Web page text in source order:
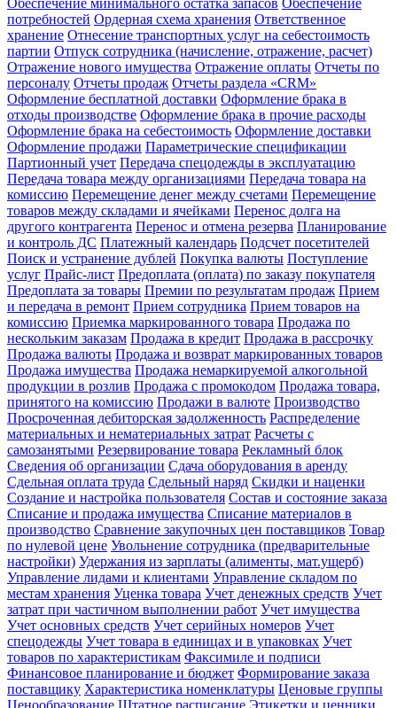
Обеспечение минимального остатка запасов Обеспечение
потребностей Ордерная схема хранения Ответственное
хранение Отнесение транспортных услуг на себестоимость
партии Отпуск сотрудника (начисление, отражение, расчет)
Отражение нового имущества Отражение оплаты Отчеты по
персоналу Отчеты продаж Отчеты раздела «CRM»
Оформление бесплатной доставки Оформление брака в
отходы производстве Оформление брака в прочие расходы
Оформление брака на себестоимость Оформление доставки
Оформление продажи Параметрические спецификации
Партионный учет Передача спецодежды в эксплуатацию
Передача товара между организациями Передача товара на
комиссию Перемещение денег между счетами Перемещение
товаров между складами и ячейками Перенос долга на
другого контрагента Перенос и отмена резерва Планирование
и контроль ДС Платежный календарь Подсчет посетителей
Поиск и устранение дублей Покупка валюты Поступление
услуг Прайс-лист Предоплата (оплата) по заказу покупателя
Предоплата за товары Премии по результатам продаж Прием
и передача в ремонт Прием сотрудника Прием товаров на
комиссию Приемка маркированного товара Продажа по
нескольким заказам Продажа в кредит Продажа в рассрочку
Продажа валюты Продажа и возврат маркированных товаров
Продажа имущества Продажа немаркируемой алкогольной
продукции в розлив Продажа с промокодом Продажа товара,
принятого на комиссию Продажи в валюте Производство
Просроченная дебиторская задолженность Распределение
материальных и нематериальных затрат Расчеты с
самозанятыми Резервирование товара Рекламный блок
Сведения об организации Сдача оборудования в аренду
Сдельная оплата труда Сдельный наряд Скидки и наценки
Создание и настройка пользователя Состав и состояние заказа
Списание и продажа имущества Списание материалов в
производство Сравнение закупочных цен поставщиков Товар
по нулевой цене Увольнение сотрудника (предварительные
настройки) Удержания из зарплаты (алименты, мат.ущерб)
Управление лидами и клиентами Управление складом по
местам хранения Уценка товара Учет денежных средств Учет
затрат при частичном выполнении работ Учет имущества
Учет основных средств Учет серийных номеров Учет
спецодежды Учет товара в единицах и в упаковках Учет
товаров по характеристикам Факсимиле и подписи
Финансовое планирование и бюджет Формирование заказа
поставщику Характеристика номенклатуры Ценовые группы
Ценообразование Штатное расписание Этикетки и ценники